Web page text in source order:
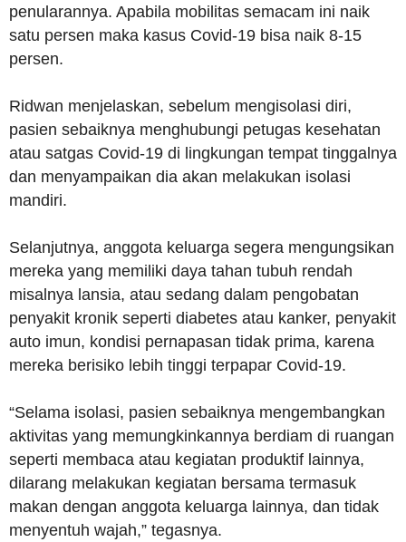
penularannya. Apabila mobilitas semacam ini naik
satu persen maka kasus Covid-19 bisa naik 8-15
persen.
Ridwan menjelaskan, sebelum mengisolasi diri,
pasien sebaiknya menghubungi petugas kesehatan
atau satgas Covid-19 di lingkungan tempat tinggalnya
dan menyampaikan dia akan melakukan isolasi
mandiri.
Selanjutnya, anggota keluarga segera mengungsikan
mereka yang memiliki daya tahan tubuh rendah
misalnya lansia, atau sedang dalam pengobatan
penyakit kronik seperti diabetes atau kanker, penyakit
auto imun, kondisi pernapasan tidak prima, karena
mereka berisiko lebih tinggi terpapar Covid-19.
“Selama isolasi, pasien sebaiknya mengembangkan
aktivitas yang memungkinkannya berdiam di ruangan
seperti membaca atau kegiatan produktif lainnya,
dilarang melakukan kegiatan bersama termasuk
makan dengan anggota keluarga lainnya, dan tidak
menyentuh wajah,” tegasnya.